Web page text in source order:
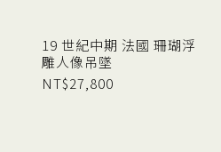
19 世紀中期 法國 珊瑚浮
雕人像吊墜
NT$27,800